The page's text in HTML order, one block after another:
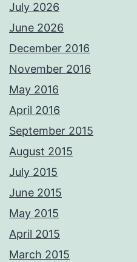
July 2026
June 2026
December 2016
November 2016
May 2016
April 2016
September 2015
August 2015
July 2015
June 2015
May 2015
April 2015
March 2015